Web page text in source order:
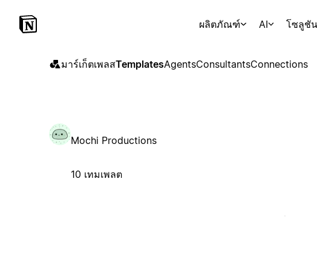
ผลิตภัณฑ์ AI โซลูชัน
มาร์เก็ตเพลสTemplatesAgentsConsultantsConnections
Mochi Productions
10 เทมเพลต